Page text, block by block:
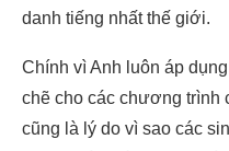
danh tiếng nhất thế giới.
Chính vì Anh luôn áp
chẽ cho các chương trình
cũng là lý do vì sao các